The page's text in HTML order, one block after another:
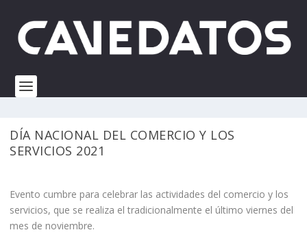
DÍA NACIONAL DEL COMERCIO Y LOS
SERVICIOS 2021
Evento cumbre para celebrar las actividades del comercio y los
servicios, que se realiza el tradicionalmente el último viernes del
mes de noviembre.